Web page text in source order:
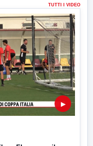
TUTTI I VIDEO
▶